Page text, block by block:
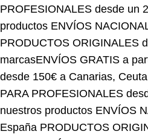
productosENVÍOS
PRODUCTOS ORIGINALES
marcasENVÍOS GRATIS a
desde 150€ a Canarias,
PARA PROFESIONALES
nuestros productosENVÍOS
EspañaPRODUCTOS
marcasENVÍOS GRATIS a